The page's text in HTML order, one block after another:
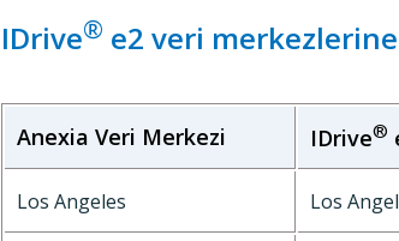
IDrive® e2 veri
Anexia Veri Merkezi IDrive®
Los Angeles Los